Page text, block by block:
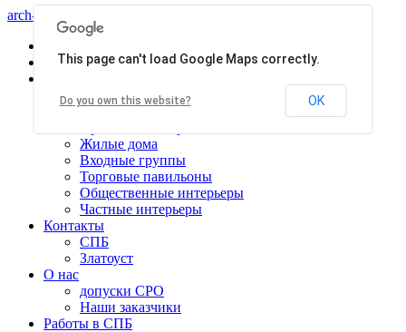
arch-centr
Услуги
Общественные здания
Производственные здания
Жилые дома
Входные группы
Торговые павильоны
Общественные интерьеры
Частные интерьеры
Контакты
СПБ
Златоуст
О нас
допуски СРО
Наши заказчики
Работы в СПБ
This page can't load Google Maps correctly.
Do you own this website? OK